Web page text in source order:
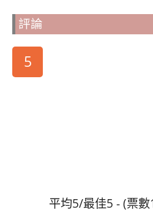
評論
5
平均5/最佳5 - (票